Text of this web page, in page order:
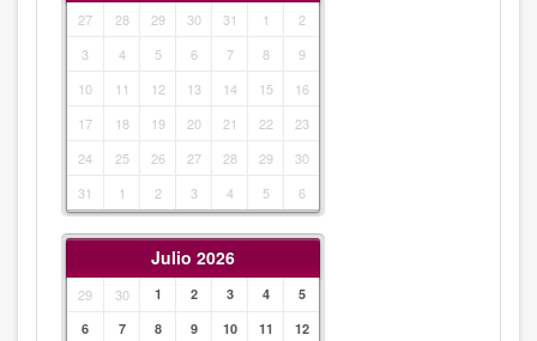
27 28 29 30 31 1
2
3
4 5 6 7 8
9
10
11 12 13 14 15
16
17
18 19 20 21 22
23
24
25 26 27 28 29
30
31
1 2 3 4 5 6
Julio 2026
29 30 1 2 3 4
5
6
7 8 9 10 11
12